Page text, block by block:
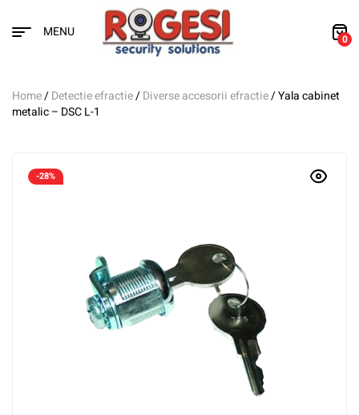
MENU 0
Home/Detectie efractie/Diverse accesorii efractie/ Yala cabinet
metalic – DSC L-1
-28%